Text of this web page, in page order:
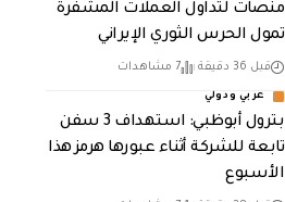
منصات لتداول العملات المشفرة
تمول الحرس الثوري الإيراني
قبل 36 دقيقة 7 مشاهدات
عربي ودولي
بترول أبوظبي: استهداف 3 سفن
تابعة للشركة أثناء عبورها هرمز هذا
الأسبوع